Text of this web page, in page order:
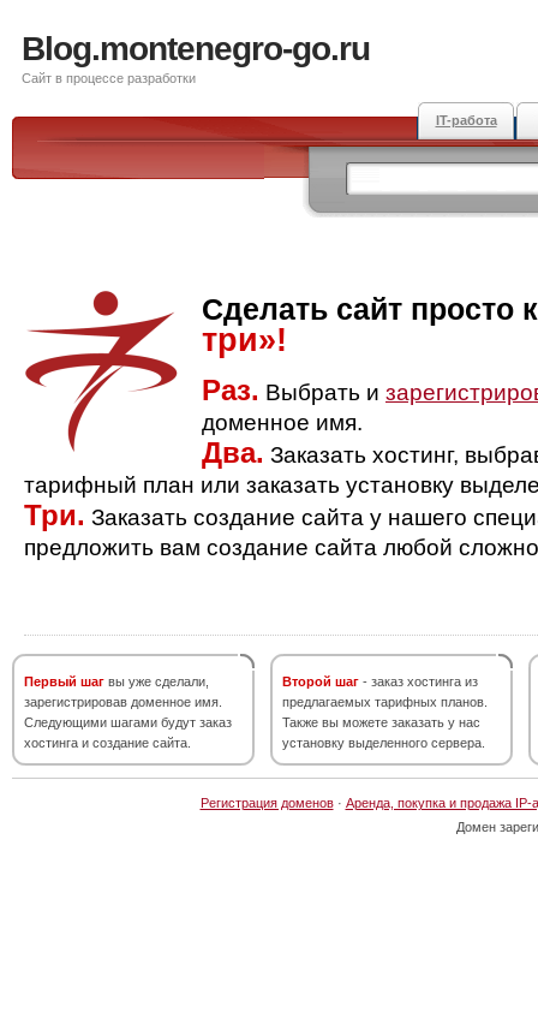
Blog.montenegro-go.ru
Сайт в процессе разработки
IT-работа
Сделать сайт просто
три»!
Раз. Выбрать и
доменное имя.
Два. Заказать хостинг,
тарифный план или заказать установку
Три. Заказать создание сайта у нашего
предложить вам создание сайта любой
Первый шаг вы уже сделали,
зарегистрировав доменное имя.
Следующими шагами будут заказ
хостинга и создание сайта.
Второй шаг - заказ хостинга из
предлагаемых тарифных планов.
Также вы можете заказать у нас
установку выделенного сервера.
Регистрация доменов· Аренда, покупка и продажа IP-
Домен